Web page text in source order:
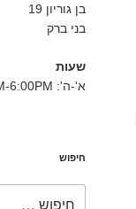
בן גוריון 19
בני ברק
שעות
א'-ה': 8:30AM-6:00PM
חיפוש